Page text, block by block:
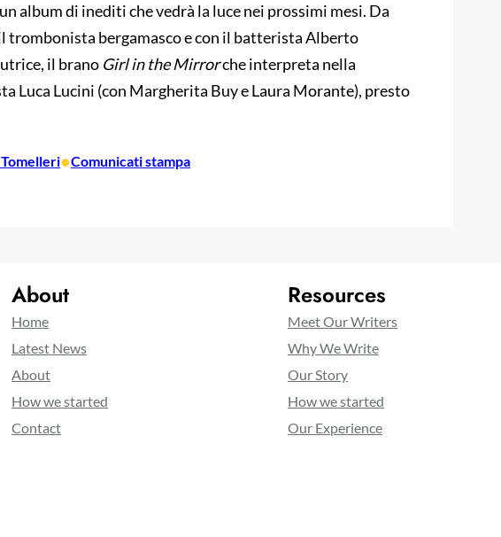
album di inediti che vedrà la luce nei prossimi mesi. Da
trombonista bergamasco e con il batterista Alberto
il brano Girl in the Mirrorche interpreta nella
Luca Lucini (con Margherita Buy e Laura Morante), presto
•Comunicati stampa
About
Home
Latest News
About
How we started
Contact
Resources
Meet Our Writers
Why We Write
Our Story
How we started
Our Experience